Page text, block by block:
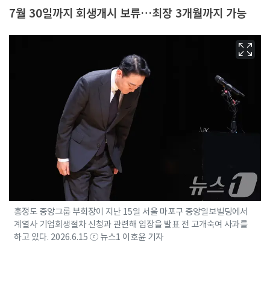
7월 30일까지 회생개시 보류…최장 3개월까지 가능
홍정도 중앙그룹 부회장이 지난 15일 서울 마포구 중앙일보빌딩에서
계열사 기업회생절차 신청과 관련해 입장을 발표 전 고개숙여 사과를
하고 있다. 2026.6.15 ⓒ 뉴스1 이호윤 기자